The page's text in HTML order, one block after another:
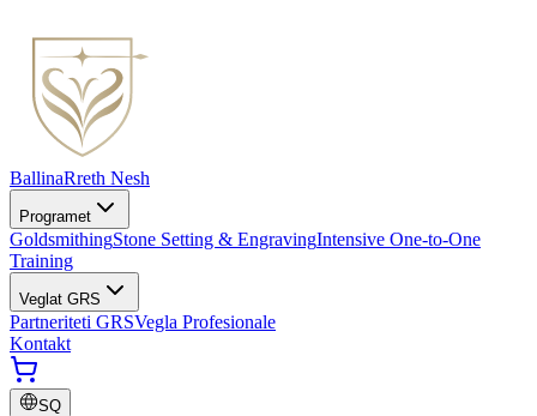
BallinaRreth Nesh
Programet
GoldsmithingStone Setting & EngravingIntensive One-to-One
Training
Veglat GRS
Partneriteti GRSVegla Profesionale
Kontakt
SQ